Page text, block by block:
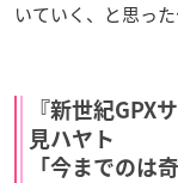
いていく、と思っ
『新世紀GPX
見ハヤト
「今までのは